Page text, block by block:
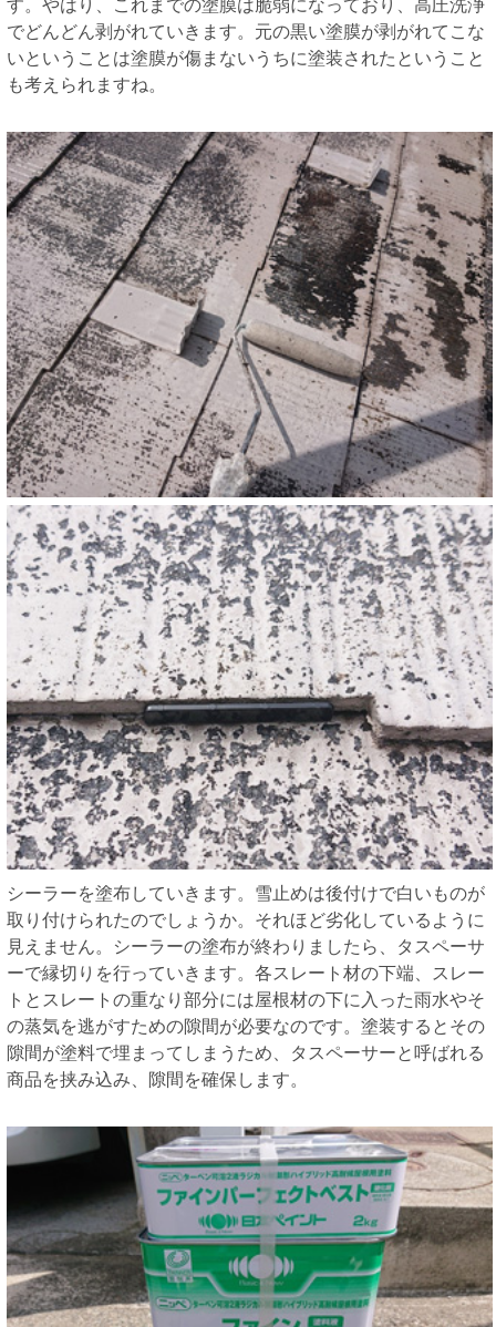
す。やはり、これまでの塗膜は脆弱になっており、高圧洗浄
でどんどん剥がれていきます。元の黒い塗膜が剥がれてこな
いということは塗膜が傷まないうちに塗装されたということ
も考えられますね。
シーラーを塗布していきます。雪止めは後付けで白いものが
取り付けられたのでしょうか。それほど劣化しているように
見えません。シーラーの塗布が終わりましたら、タスペーサ
ーで縁切りを行っていきます。各スレート材の下端、スレー
トとスレートの重なり部分には屋根材の下に入った雨水やそ
の蒸気を逃がすための隙間が必要なのです。塗装するとその
隙間が塗料で埋まってしまうため、タスペーサーと呼ばれる
商品を挟み込み、隙間を確保します。